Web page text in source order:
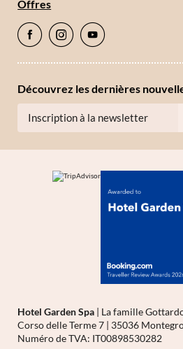
Offres
Découvrez les dernières
Inscription à la newsletter
Hotel Garden Spa | La famille
Corso delle Terme 7 | 35036
Numéro de TVA: IT00898530282